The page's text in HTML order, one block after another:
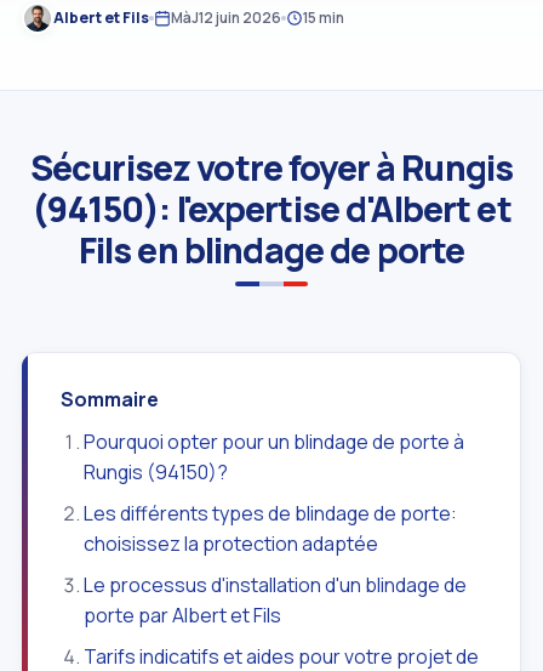
Albert et Fils MàJ12 juin 2026 15 min
Sécurisez votre foyer à Rungis
(94150): l'expertise d'Albert et
Fils en blindage de porte
Sommaire
Pourquoi opter pour un blindage de porte à
Rungis (94150)?
Les différents types de blindage de porte:
choisissez la protection adaptée
Le processus d'installation d'un blindage de
porte par Albert et Fils
Tarifs indicatifs et aides pour votre projet de